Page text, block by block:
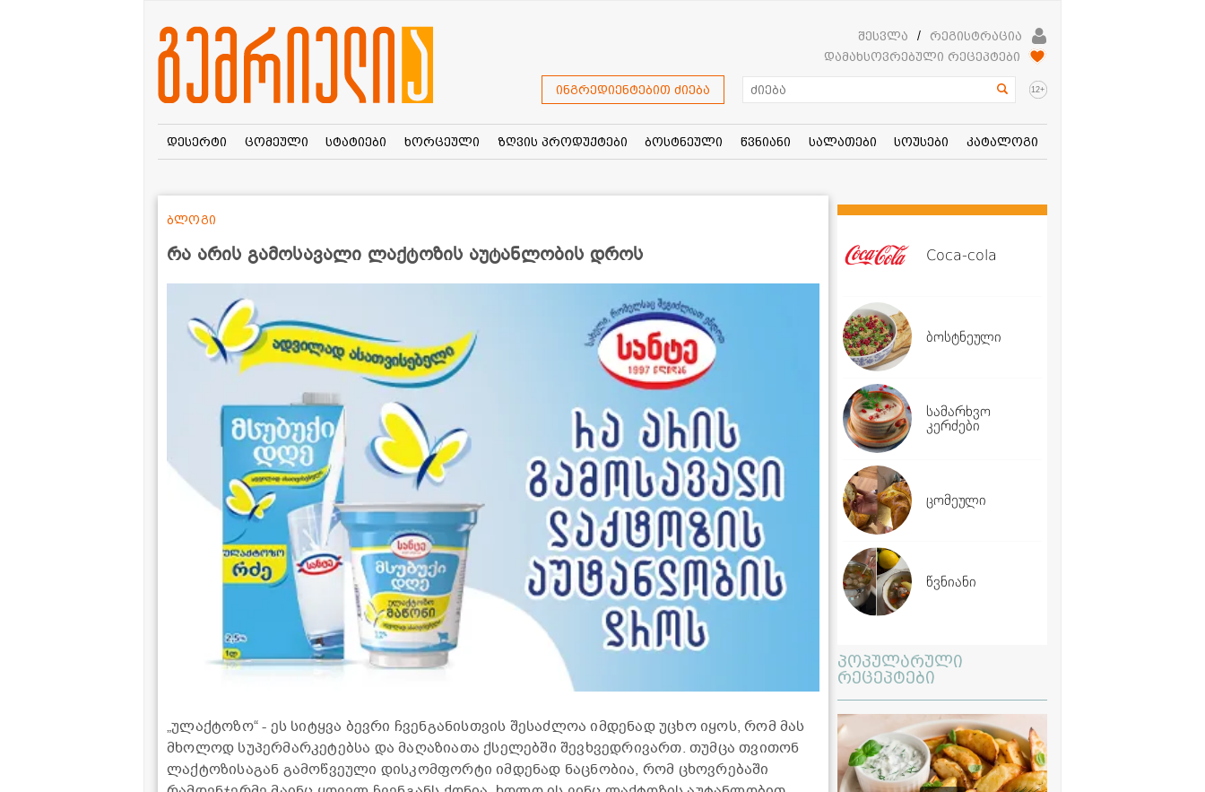
შესვლა /
რეგისტრაცია
დამახსოვრებული რეცეპტები
ინგრედიენტებით ძიება 12+
დესერტი ცომეული სტატიები ხორცეული ზღვის პროდუქტები ბოსტნეული წვნიანი სალათები სოუსები კატალოგი
რა არის გამოსავალი ლაქტოზის აუტანლობის დროს
ბლოგი
„ულაქტოზო“ - ეს სიტყვა ბევრი ჩვენგანისთვის შესაძლოა იმდენად უცხო იყოს, რომ მას
მხოლოდ სუპერმარკეტებსა და მაღაზიათა ქსელებში შევხვედრივართ. თუმცა თვითონ
ლაქტოზისაგან გამოწვეული დისკომფორტი იმდენად ნაცნობია, რომ ცხოვრებაში
Coca-cola
ბოსტნეული
სამარხვო
კერძები
ცომეული
წვნიანი
პოპულარული
რეცეპტები